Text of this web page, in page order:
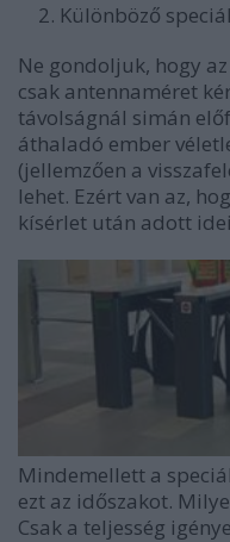
Különböző
Ne gondoljuk, hogy
csak antennaméret
távolságnál simán
áthaladó ember
(jellemzően a
lehet. Ezért van az,
kísérlet után adott
Mindemellett a
ezt az időszakot.
Csak a teljesség